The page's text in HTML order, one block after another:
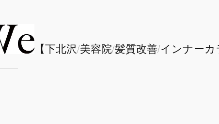
​【下北沢/美容院/髪質改善/インナーカ